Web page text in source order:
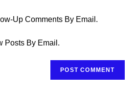
Up Comments By Email.
Posts By Email.